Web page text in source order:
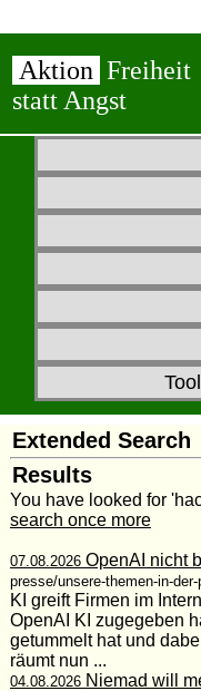
Aktion Freiheit
statt Angst
Extended Search
Results
You have looked for
search once more
07.08.2026OpenAI nicht
presse/unsere-themen-in-
KI greift Firmen im
OpenAI KI zugegeben
getummelt hat und
räumt nun ...
04.08.2026Niemad will